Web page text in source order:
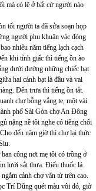
mà có lẽ ở bất cứ người nào
tối người ta đã sửa soạn họp
người phu khuân vác đóng
nhiêu năm tiếng lạch cạch
khi tỉnh giấc thì tiếng ồn ào
dưới đường những chiếc bạt
hai cánh bạt là đầu và vai
Đến trưa thì tiếng ồn tắt.
chợ bỗng vắng te, một vài
phố Sài Gòn chợ An Đông
nặng nề tôi nghe có tiếng chổi
đến năm giờ thì chợ lại thức
công nơi mẹ tôi có trồng ở
lưới sắt thưa. Điếu thuốc lá
cảnh chợ vãn từ trên cao.
Trí Dũng quét màu vôi đỏ, giờ